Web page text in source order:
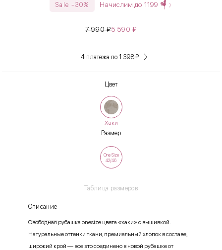
Sale -30% Начислим до 1199
7 990₽5 590₽
4 платежа по 1 398₽
Цвет
Хаки
Размер
Таблица размеров
One Size
42/46
Описание
Свободная рубашка onesize цвета «хаки» c вышивкой.
Натуральные оттенки ткани, премиальный хлопок в составе,
широкий крой — все это соединено в новой рубашке от